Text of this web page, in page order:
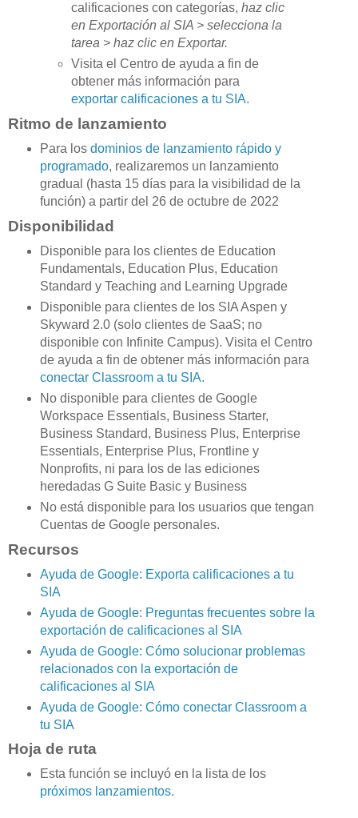
calificaciones con categorías,haz clic
en Exportación al SIA > selecciona la
tarea > haz clic en Exportar.
Visita el Centro de ayuda a fin de
obtener más información para
exportar calificaciones a tu SIA.
Ritmo de lanzamiento
Para los dominios de lanzamiento rápido y
programado, realizaremos un lanzamiento
gradual (hasta 15 días para la visibilidad de la
función) a partir del 26 de octubre de 2022
Disponibilidad
Disponible para los clientes de Education
Fundamentals, Education Plus, Education
Standard y Teaching and Learning Upgrade
Disponible para clientes de los SIA Aspen y
Skyward 2.0 (solo clientes de SaaS; no
disponible con Infinite Campus). Visita el Centro
de ayuda a fin de obtener más información para
conectar Classroom a tu SIA.
No disponible para clientes de Google
Workspace Essentials, Business Starter,
Business Standard, Business Plus, Enterprise
Essentials, Enterprise Plus, Frontline y
Nonprofits, ni para los de las ediciones
heredadas G Suite Basic y Business
No está disponible para los usuarios que tengan
Cuentas de Google personales.
Recursos
Ayuda de Google: Exporta calificaciones a tu
SIA
Ayuda de Google: Preguntas frecuentes sobre la
exportación de calificaciones al SIA
Ayuda de Google: Cómo solucionar problemas
relacionados con la exportación de
calificaciones al SIA
Ayuda de Google: Cómo conectar Classroom a
tu SIA
Hoja de ruta
Esta función se incluyó en la lista de los
próximos lanzamientos.